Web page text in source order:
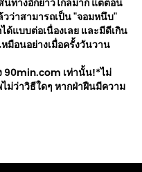
นทางอีกยาวไกลมาก แต่ตอน
ว่าสามารถเป็น "จอมหนึบ"
ด้แบบต่อเนื่องเลย และมีดีเกิน
มือนอย่างเมื่อครั้งวันวาน
90min.com เท่านั้น!*ไม่
ว่าวิธีใดๆ หากฝ่าฝืนมีความ